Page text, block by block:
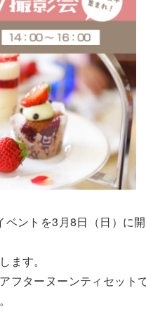
ントを3月8日（日）に
ます。
フターヌーンティセット